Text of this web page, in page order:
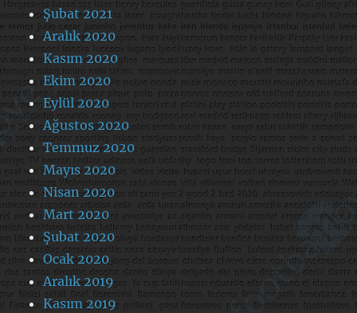
Şubat 2021
Aralık 2020
Kasım 2020
Ekim 2020
Eylül 2020
Ağustos 2020
Temmuz 2020
Mayıs 2020
Nisan 2020
Mart 2020
Şubat 2020
Ocak 2020
Aralık 2019
Kasım 2019